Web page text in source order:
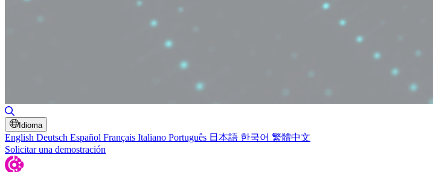
Idioma
English Deutsch Español Français Italiano Português 日本語 한국어 繁體中文
Solicitar una demostración